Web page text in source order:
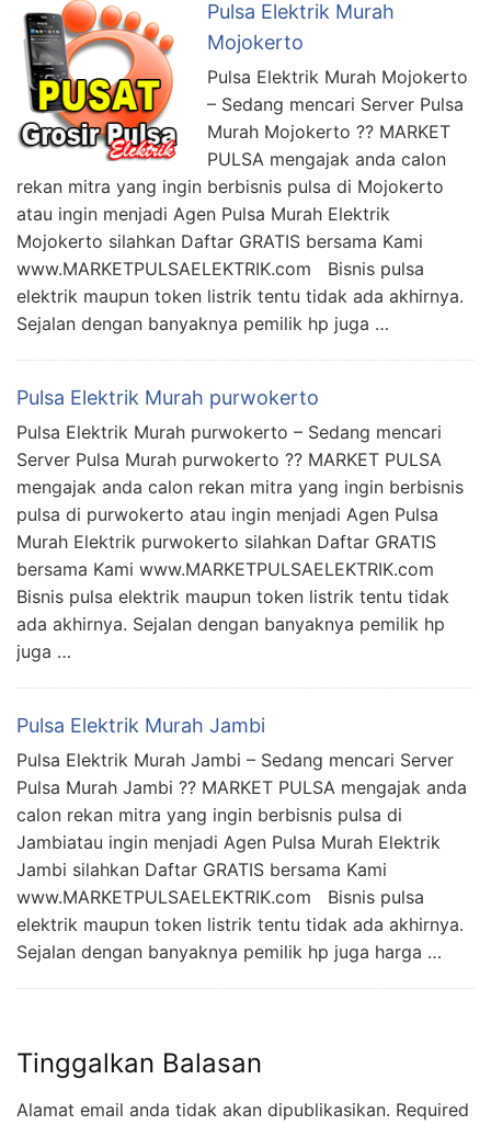
Pulsa Elektrik Murah
Mojokerto
Pulsa Elektrik Murah Mojokerto
– Sedang mencari Server Pulsa
Murah Mojokerto ?? MARKET
PULSA mengajak anda calon
rekan mitra yang ingin berbisnis pulsa di Mojokerto
atau ingin menjadi Agen Pulsa Murah Elektrik
Mojokerto silahkan Daftar GRATIS bersama Kami
www.MARKETPULSAELEKTRIK.com Bisnis pulsa
elektrik maupun token listrik tentu tidak ada akhirnya.
Sejalan dengan banyaknya pemilik hp juga …
Pulsa Elektrik Murah purwokerto
Pulsa Elektrik Murah purwokerto – Sedang mencari
Server Pulsa Murah purwokerto ?? MARKET PULSA
mengajak anda calon rekan mitra yang ingin berbisnis
pulsa di purwokerto atau ingin menjadi Agen Pulsa
Murah Elektrik purwokerto silahkan Daftar GRATIS
bersama Kami www.MARKETPULSAELEKTRIK.com
Bisnis pulsa elektrik maupun token listrik tentu tidak
ada akhirnya. Sejalan dengan banyaknya pemilik hp
juga …
Pulsa Elektrik Murah Jambi
Pulsa Elektrik Murah Jambi – Sedang mencari Server
Pulsa Murah Jambi ?? MARKET PULSA mengajak anda
calon rekan mitra yang ingin berbisnis pulsa di
Jambiatau ingin menjadi Agen Pulsa Murah Elektrik
Jambi silahkan Daftar GRATIS bersama Kami
www.MARKETPULSAELEKTRIK.com Bisnis pulsa
elektrik maupun token listrik tentu tidak ada akhirnya.
Sejalan dengan banyaknya pemilik hp juga harga …
Tinggalkan Balasan
Alamat email anda tidak akan dipublikasikan. Required